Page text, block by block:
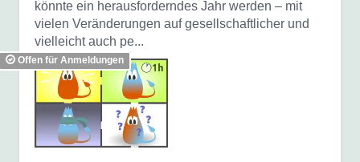
könnte ein herausforderndes Jahr werden – mit
vielen Veränderungen auf gesellschaftlicher und
vielleicht auch pe...
Offen für Anmeldungen